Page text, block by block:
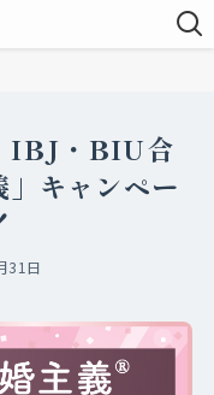
IBJ・BIU合
」キャンペー
31日